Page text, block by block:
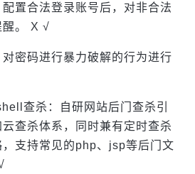
置合法登录账号后，对非合法
醒。 X √
密码进行暴力破解的行为进行
查杀：自研网站后门查杀引
查杀体系，同时兼有定时查杀
支持常见的php、jsp等后门文